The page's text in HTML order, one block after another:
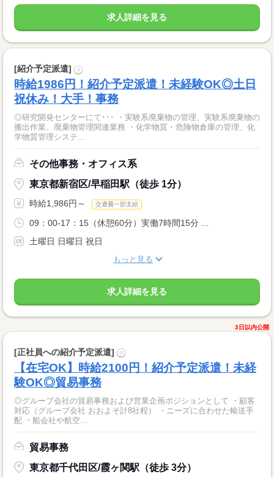
求人詳細を見る
[紹介予定派遣] ?
時給1986円！紹介予定派遣！未経験OK◎土日
祝休み！大手！事務
◎研究開発センターにて･･･ ・実験系廃棄物の管理、実験系廃棄物の
搬出作業、廃棄物管理関連業務 ・化学物質・危険物倉庫の管理、化
学物質管理システ...
その他事務・オフィス系
東京都新宿区/早稲田駅（徒歩 1分）
時給1,986円～ 交通費一部支給
09：00-17：15（休憩60分）実働7時間15分 ...
土曜日 日曜日 祝日
もっと見る
求人詳細を見る
3日以内公開
[正社員への紹介予定派遣] ?
【在宅OK】時給2100円！紹介予定派遣！未経
験OK◎貿易事務
◎グループ会社の貿易事務および営業企画ポジションとして ・顧客
対応（グループ会社 おおよそ計8社程） ・ニーズに合わせた輸送手
配 ・船会社や航空...
貿易事務
東京都千代田区/霞ヶ関駅（徒歩 3分）